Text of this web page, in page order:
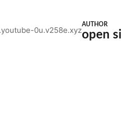
AUTHOR
open